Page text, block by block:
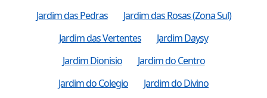
Jardim das Pedras
Jardim das Rosas (Zona Sul)
Jardim das Vertentes
Jardim Daysy
Jardim Dionisio
Jardim do Centro
Jardim do Colegio
Jardim do Divino